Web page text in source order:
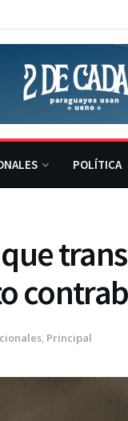
POLÍTICA
, Principal